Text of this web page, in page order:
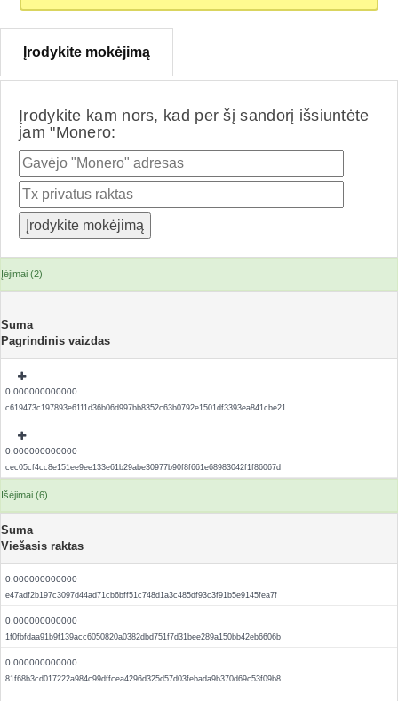
Įrodykite mokėjimą
Įrodykite kam nors, kad per šį sandorį išsiuntėte
jam "Monero:
Įėjimai (2)
Suma
Pagrindinis vaizdas
0.000000000000
c619473c197893e6111d36b06d997bb8352c63b0792e1501df3393ea841cbe21
0.000000000000
cec05cf4cc8e151ee9ee133e61b29abe30977b90f8f661e68983042f1f86067d
Išėjimai (6)
Suma
Viešasis raktas
0.000000000000
e47adf2b197c3097d44ad71cb6bff51c748d1a3c485df93c3f91b5e9145fea7f
0.000000000000
1f0fbfdaa91b9f139acc6050820a0382dbd751f7d31bee289a150bb42eb6606b
0.000000000000
81f68b3cd017222a984c99dffcea4296d325d57d03febada9b370d69c53f09b8